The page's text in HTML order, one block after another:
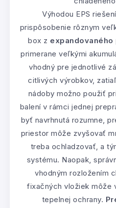
Výhodou EPS
prispôsobenie rôznym
box z expandovaného
primerane veľkými
vhodný pre jednotlivé
citlivých výrobkov,
nádoby možno použiť
balení v rámci jednej
byť navrhnutá rozumne,
priestor môže zvyšovať
treba ochladzovať, a
systému. Naopak,
vhodným rozložením
fixačných vložiek môže
tepelnej ochrany.